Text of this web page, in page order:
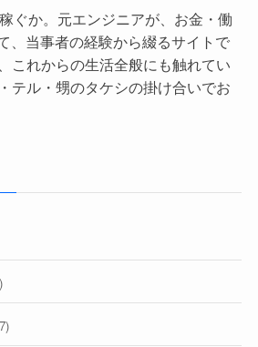
ぐか。元エンジニアが、お金・働
、当事者の経験から綴るサイトで
これからの生活全般にも触れてい
テル・甥のタケシの掛け合いでお